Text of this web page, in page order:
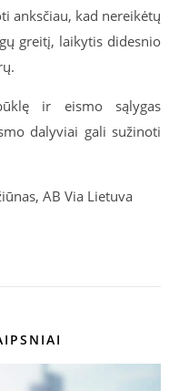
anksčiau, kad nereikėtų
greitį, laikytis didesnio
ir eismo sąlygas
dalyviai gali sužinoti
AB Via Lietuva